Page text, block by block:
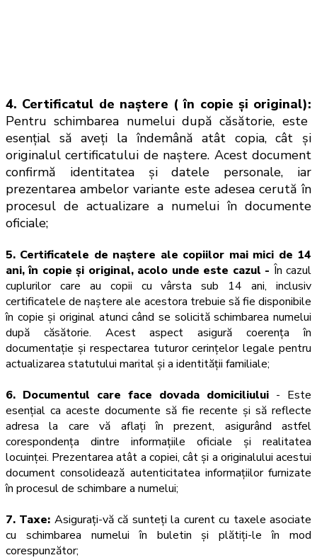
4. Certificatul de naștere ( în copie și original):
Pentru schimbarea numelui după căsătorie, este
esențial să aveți la îndemână atât copia, cât și
originalul certificatului de naștere. Acest document
confirmă identitatea și datele personale, iar
prezentarea ambelorvariante este adesea cerută în
procesul de actualizare a numelui în documente
oficiale;
5. Certificatele de naștere ale copiilor mai mici de 14
ani, în copie și original, acolo unde este cazul - În cazul
cuplurilor care au copii cu vârsta sub 14 ani, inclusiv
certificatele de naștere ale acestora trebuie să fie disponibile
în copie și original atunci când se solicită schimbarea numelui
după căsătorie. Acest aspect asigură coerența în
documentație și respectarea tuturor cerințelor legale pentru
actualizarea statutului marital și a identității familiale;
6. Documentul care face dovada domiciliului - Este
esențial ca aceste documente să fie recente și să reflecte
adresa la care vă aflați în prezent, asigurând astfel
corespondența dintre informațiile oficiale și realitatea
locuinței. Prezentarea atât a copiei, cât și a originalului acestui
document consolidează autenticitatea informațiilor furnizate
în procesul de schimbare a numelui;
7. Taxe: Asigurați-vă că sunteți la curent cu taxele asociate
cu schimbarea numelui în buletin și plătiți-le în mod
corespunzător;